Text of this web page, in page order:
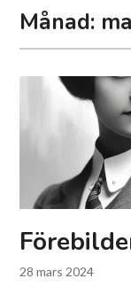
Månad:
28 mars 2024